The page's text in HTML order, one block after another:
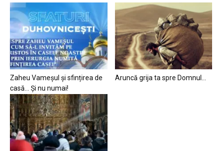
Zaheu Vameșul și sfințirea de
casă… Și nu numai!
Aruncă grija ta spre Domnul…